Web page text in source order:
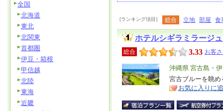
[ランキング項目] 総合 立地 部屋 食
ホテルシギラミラージ
総合 3.33 お客
エ
リ
ア
沖縄県 宮古島・
特
徴
宮古ブルーを眺
お気に入りに
全国
北海道
東北
北関東
首都圏
伊豆・箱根
甲信越
北陸
東海
近畿